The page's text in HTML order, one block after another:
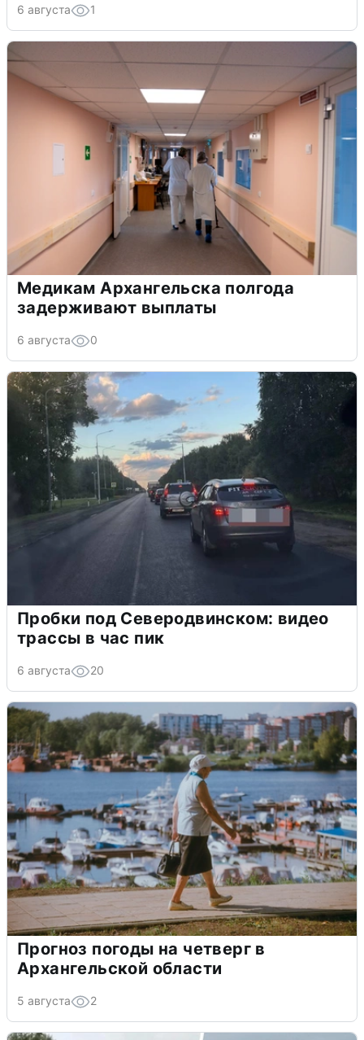
6 августа 1
Медикам Архангельска полгода
задерживают выплаты
6 августа 0
Пробки под Северодвинском: видео
трассы в час пик
6 августа 20
Прогноз погоды на четверг в
Архангельской области
5 августа 2